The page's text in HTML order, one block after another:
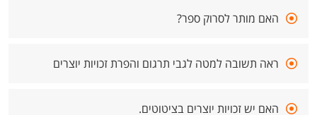
האם מותר לסרוק ספר?
ראה תשובה למטה לגבי תרגום והפרת זכויות יוצרים
האם יש זכויות יוצרים בציטוטים.